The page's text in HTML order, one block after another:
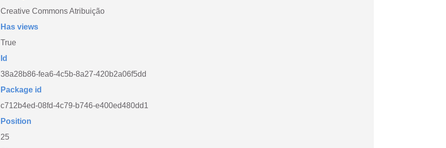
Creative Commons Atribuição
Has views
True
Id
38a28b86-fea6-4c5b-8a27-420b2a06f5dd
Package id
c712b4ed-08fd-4c79-b746-e400ed480dd1
Position
25